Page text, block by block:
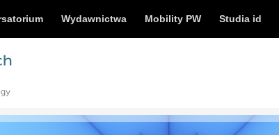
Wydawnictwa Mobility PW Studia id